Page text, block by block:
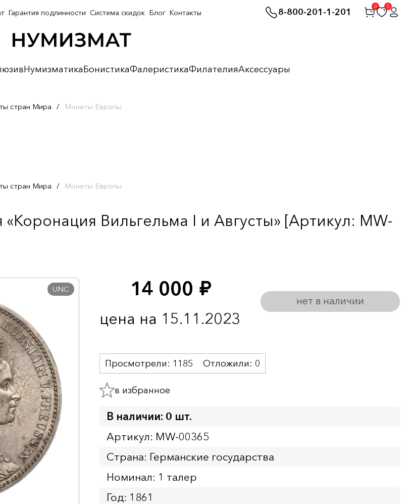
8-800-201-1-201
0 0
НумизматикаБонистикаФалеристикаФилателияАксессуары
Гарантия подлинности Система скидок Блог Контакты
стран Мира / Монеты Европы
стран Мира / Монеты Европы
Вильгельма I и Августы» [Артикул: MW-
UNC 14 000 руб.
цена на 15.11.2023
нет в наличии
Просмотрели: 1185 Отложили: 0
в избранное
В наличии: 0 шт.
Артикул: MW-00365
Страна: Германские государства
Номинал: 1 талер
Год: 1861